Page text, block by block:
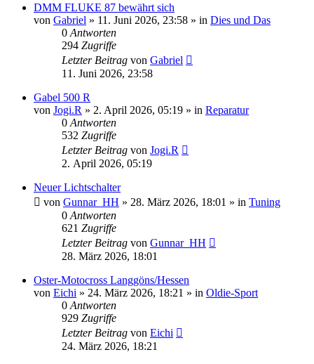
DMM FLUKE 87 bewährt sich
von Gabriel » 11. Juni 2026, 23:58 » in Dies und Das
0 Antworten
294 Zugriffe
Letzter Beitrag von Gabriel
11. Juni 2026, 23:58
Gabel 500 R
von Jogi.R » 2. April 2026, 05:19 » in Reparatur
0 Antworten
532 Zugriffe
Letzter Beitrag von Jogi.R
2. April 2026, 05:19
Neuer Lichtschalter
von Gunnar_HH » 28. März 2026, 18:01 » in Tuning
0 Antworten
621 Zugriffe
Letzter Beitrag von Gunnar_HH
28. März 2026, 18:01
Oster-Motocross Langgöns/Hessen
von Eichi » 24. März 2026, 18:21 » in Oldie-Sport
0 Antworten
929 Zugriffe
Letzter Beitrag von Eichi
24. März 2026, 18:21